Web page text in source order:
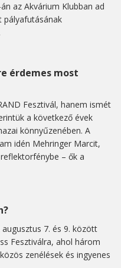
az Akvárium Klubban ad
pályafutásának
érdemes most
Fesztivál, hanem ismét
a következő évek
könnyűzenében. A
idén Mehringer Marcit,
– ők a
7. és 9. között
Fesztiválra, ahol három
zenélések és ingyenes